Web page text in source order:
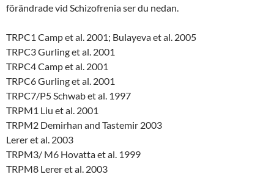
förändrade vid Schizofrenia ser du nedan.
TRPC1 Camp et al. 2001; Bulayeva et al. 2005
TRPC3 Gurling et al. 2001
TRPC4 Camp et al. 2001
TRPC6 Gurling et al. 2001
TRPC7/P5 Schwab et al. 1997
TRPM1 Liu et al. 2001
TRPM2 Demirhan and Tastemir 2003
Lerer et al. 2003
TRPM3/ M6 Hovatta et al. 1999
TRPM8 Lerer et al. 2003